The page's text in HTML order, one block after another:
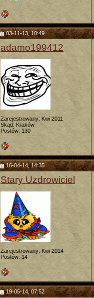
03-11-13, 10:49
adamo199412
Zarejestrowany: Kwi 2011
Skąd: Kraków
Postów: 130
16-04-14, 14:35
Stary Uzdrowiciel
Zarejestrowany: Kwi 2014
Postów: 14
19-05-14, 07:52